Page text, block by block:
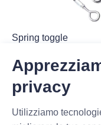
Spring toggle
privacy
Utilizziamo